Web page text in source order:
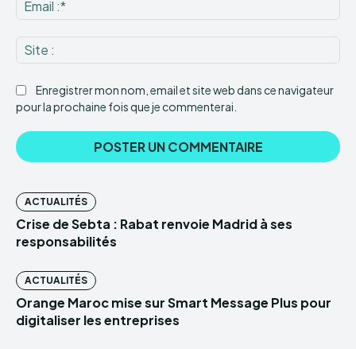
:*
:
Enregistrer mon nom, email et site web dans ce navigateur
pour la prochaine fois que je commenterai.
ACTUALITÉS
Crise de Sebta : Rabat renvoie Madrid à ses
responsabilités
ACTUALITÉS
Orange Maroc mise sur Smart Message Plus pour
digitaliser les entreprises